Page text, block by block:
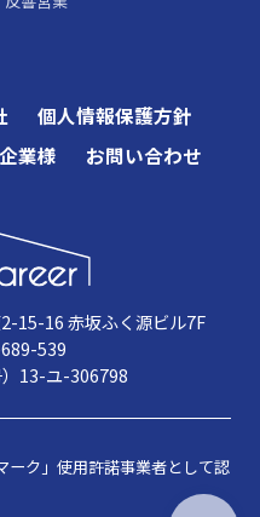
個人情報保護方針
業様 お問い合わせ
15-16 赤坂ふく源ビル7F
539
13-ユ-306798
ーク」使用許諾事業者として認